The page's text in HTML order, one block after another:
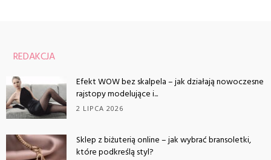
REDAKCJA
Efekt WOW bez skalpela – jak działają nowoczesne
rajstopy modelujące i...
2 LIPCA 2026
Sklep z biżuterią online – jak wybrać bransoletki,
które podkreślą styl?